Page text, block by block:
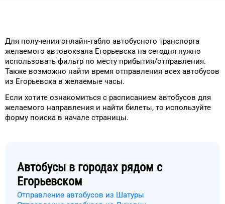
Для получения онлайн-табло автобусного транспорта
желаемого автовокзала Егорьевска на сегодня нужно
использовать фильтр по месту прибытия/отправления.
Также возможно найти время отправления всех автобусов
из Егорьевска в желаемые часы.
Если хотите ознакомиться с расписанием автобусов для
желаемого направления и найти билеты, то используйте
форму поиска в начале страницы.
Автобусы в городах рядом с
Егорьевском
Отправление автобусов из Шатуры